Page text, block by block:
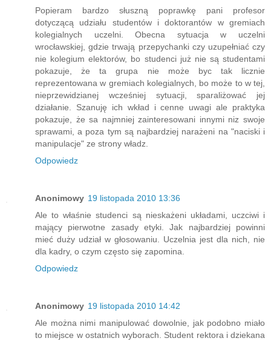
Popieram bardzo słuszną poprawkę pani profesor
dotyczącą udziału studentów i doktorantów w gremiach
kolegialnych uczelni. Obecna sytuacja w uczelni
wrocławskiej, gdzie trwają przepychanki czy uzupełniać czy
nie kolegium elektorów, bo studenci już nie są studentami
pokazuje, że ta grupa nie może byc tak licznie
reprezentowana w gremiach kolegialnych, bo może to w tej,
nieprzewidzianej wcześniej sytuacji, sparaliżować jej
działanie. Szanuję ich wkład i cenne uwagi ale praktyka
pokazuje, że sa najmniej zainteresowani innymi niz swoje
sprawami, a poza tym są najbardziej narażeni na "naciski i
manipulacje" ze strony władz.
Odpowiedz
Anonimowy 19 listopada 2010 13:36
Ale to właśnie studenci są nieskażeni układami, uczciwi i
mający pierwotne zasady etyki. Jak najbardziej powinni
mieć duży udział w głosowaniu. Uczelnia jest dla nich, nie
dla kadry, o czym często się zapomina.
Odpowiedz
Anonimowy 19 listopada 2010 14:42
Ale można nimi manipulować dowolnie, jak podobno miało
to miejsce w ostatnich wyborach. Student rektora i dziekana